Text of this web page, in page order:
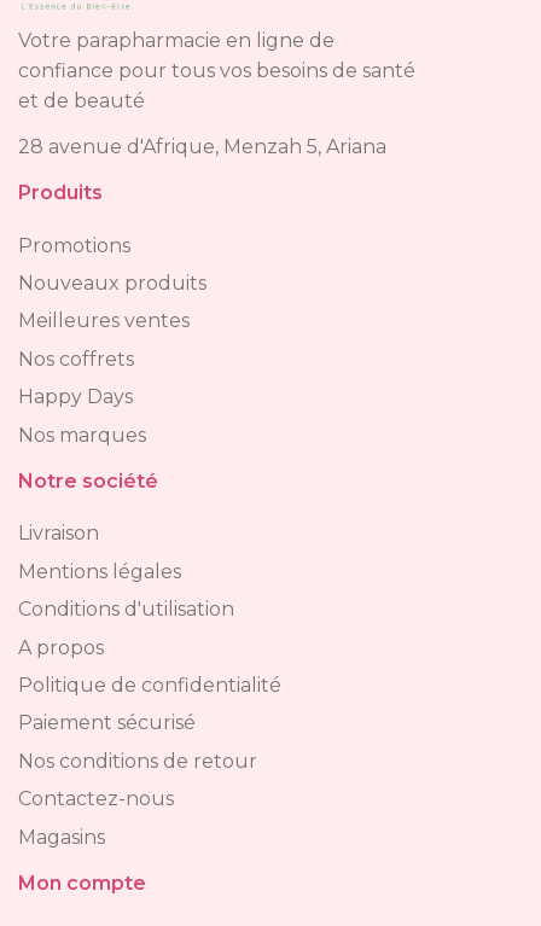
Votre parapharmacie en ligne de
confiance pour tous vos besoins de santé
et de beauté
28 avenue d'Afrique, Menzah 5, Ariana
Produits
Promotions
Nouveaux produits
Meilleures ventes
Nos coffrets
Happy Days
Nos marques
Notre société
Livraison
Mentions légales
Conditions d'utilisation
A propos
Politique de confidentialité
Paiement sécurisé
Nos conditions de retour
Contactez-nous
Magasins
Mon compte